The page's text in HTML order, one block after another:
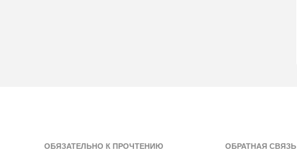
ОБЯЗАТЕЛЬНО К ПРОЧТЕНИЮ ОБРАТНАЯ СВЯЗЬ